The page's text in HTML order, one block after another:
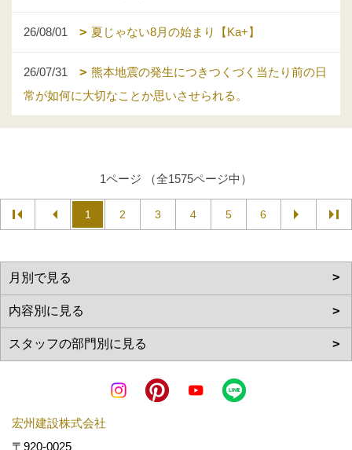
26/08/01 夏じゃない8月の始まり【Ka+】
26/07/31
熊本地震の発生につきつくづく当たり前の日
常が如何に大切なことか思いさせられる。
1ページ （全1575ページ中）
1 2 3 4 5 6
宏州建設株式会社
〒920-0025